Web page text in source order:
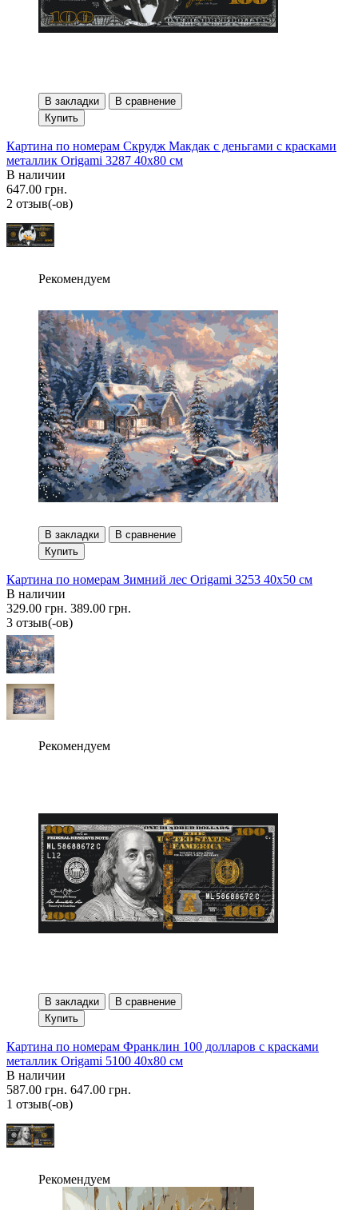
В закладки
В сравнение
Купить
Картина по номерам Скрудж Макдак с деньгами с красками
металлик Origami 3287 40x80 см
В наличии
647.00 грн.
2 отзыв(-ов)
Рекомендуем
В закладки
В сравнение
Купить
Картина по номерам Зимний лес Origami 3253 40x50 см
В наличии
329.00 грн. 389.00 грн.
3 отзыв(-ов)
Рекомендуем
В закладки
В сравнение
Купить
Картина по номерам Франклин 100 долларов с красками
металлик Origami 5100 40x80 см
В наличии
587.00 грн. 647.00 грн.
1 отзыв(-ов)
Рекомендуем